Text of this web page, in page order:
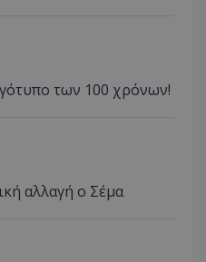
των 100 χρόνων!
αλλαγή ο Σέμα